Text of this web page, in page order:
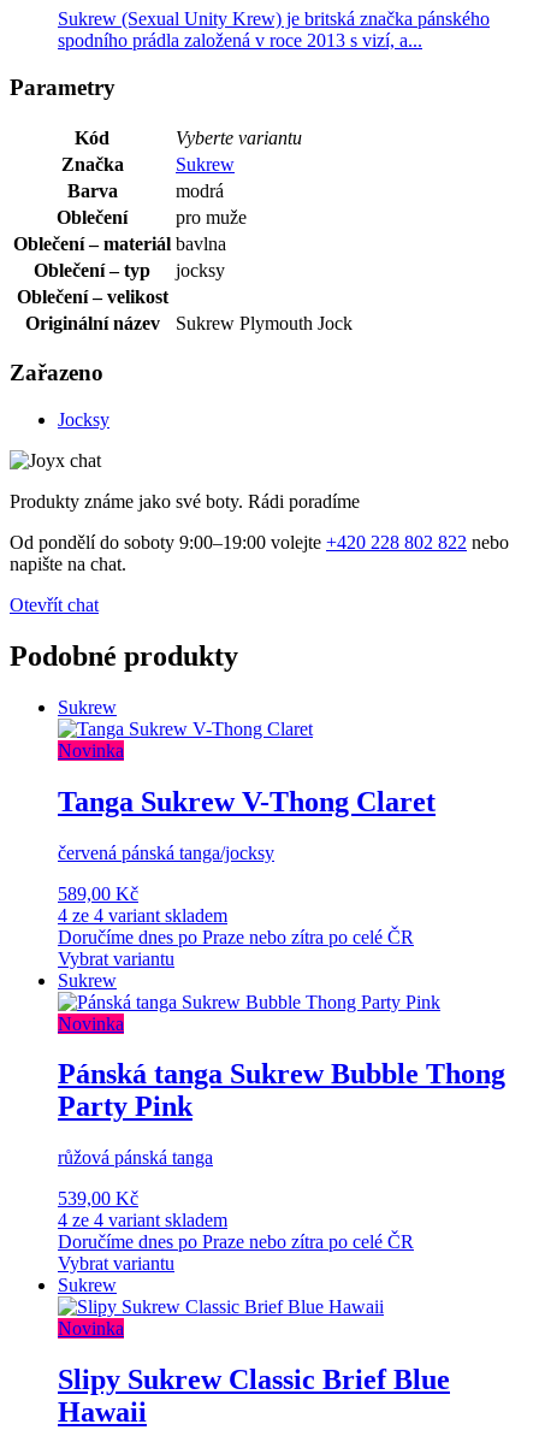
Sukrew (Sexual Unity Krew) je britská značka pánského
spodního prádla založená v roce 2013 s vizí, a...
Parametry
Kód
Vyberte variantu
Značka
Sukrew
Barva
modrá
Oblečení
pro muže
Oblečení – materiál bavlna
Oblečení – typ
jocksy
Oblečení – velikost
Originální název
Sukrew Plymouth Jock
Zařazeno
Jocksy
Produkty známe jako své boty. Rádi poradíme
Od pondělí do soboty 9:00–19:00 volejte +420 228 802 822 nebo
napište na chat.
Otevřít chat
Podobné produkty
Sukrew
Novinka
Tanga Sukrew V-Thong Claret
červená pánská tanga/jocksy
589,00 Kč
4 ze 4 variant skladem
Doručíme dnes po Praze nebo zítra po celé ČR
Vybrat variantu
Sukrew
Novinka
Pánská tanga Sukrew Bubble Thong
Party Pink
růžová pánská tanga
539,00 Kč
4 ze 4 variant skladem
Doručíme dnes po Praze nebo zítra po celé ČR
Vybrat variantu
Sukrew
Novinka
Slipy Sukrew Classic Brief Blue
Hawaii